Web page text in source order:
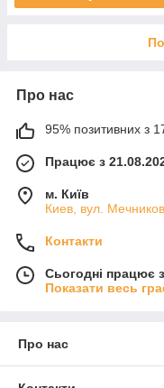
Про нас
95% позитивних з
Працює з
м. Київ
Киев, вул.
Контакти
Сьогодні працює
Показати весь
Про нас